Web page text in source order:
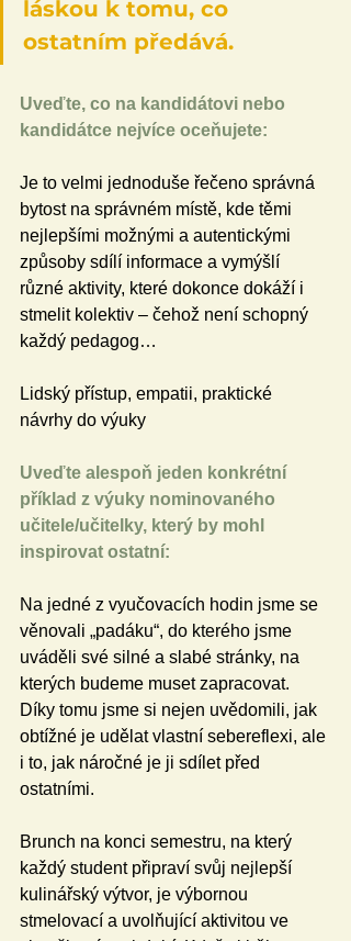
láskou k tomu, co
ostatním předává.
Uveďte, co na kandidátovi nebo
kandidátce nejvíce oceňujete:
Je to velmi jednoduše řečeno správná
bytost na správném místě, kde těmi
nejlepšími možnými a autentickými
způsoby sdílí informace a vymýšlí
různé aktivity, které dokonce dokáží i
stmelit kolektiv – čehož není schopný
každý pedagog…
Lidský přístup, empatii, praktické
návrhy do výuky
Uveďte alespoň jeden konkrétní
příklad z výuky nominovaného
učitele/učitelky, který by mohl
inspirovat ostatní:
Na jedné z vyučovacích hodin jsme se
věnovali „padáku“, do kterého jsme
uváděli své silné a slabé stránky, na
kterých budeme muset zapracovat.
Díky tomu jsme si nejen uvědomili, jak
obtížné je udělat vlastní sebereflexi, ale
i to, jak náročné je ji sdílet před
ostatními.
Brunch na konci semestru, na který
každý student připraví svůj nejlepší
kulinářský výtvor, je výbornou
stmelovací a uvolňující aktivitou ve